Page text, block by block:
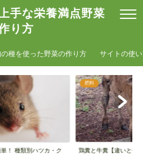
手な栄養満点野菜
り方
種を使った野菜の作り方 サイトの使
！ 種類別ハツカ・ク
肥料
鶏糞と牛糞【違いと使